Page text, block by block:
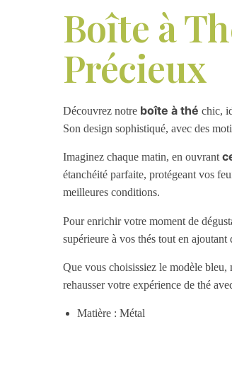
Boîte à
Précieux
Découvrez notre boîte à thé chic,
Son design sophistiqué, avec des
Imaginez chaque matin, en ouvrant
étanchéité parfaite, protégeant vos
meilleures conditions.
Pour enrichir votre moment de
supérieure à vos thés tout en
Que vous choisissiez le modèle bleu,
rehausser votre expérience de thé
Matière : Métal